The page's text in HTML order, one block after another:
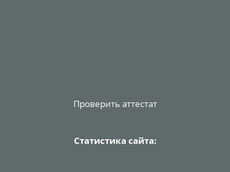
Проверить аттестат
Статистика сайта: